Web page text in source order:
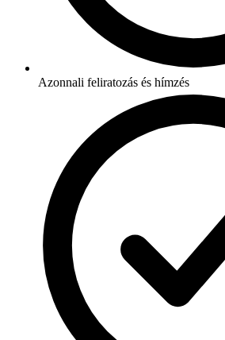
Azonnali feliratozás és hímzés